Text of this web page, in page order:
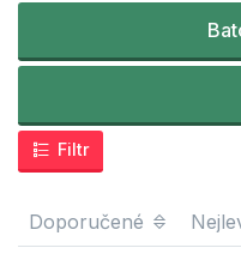
Filtr
Doporučené